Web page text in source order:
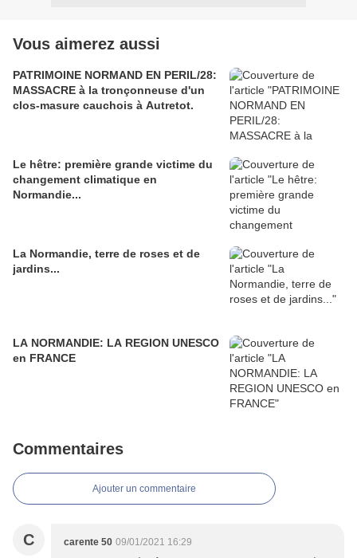
Vous aimerez aussi
PATRIMOINE NORMAND EN PERIL/28:
MASSACRE à la tronçonneuse d'un
clos-masure cauchois à Autretot.
Le hêtre: première grande victime du
changement climatique en
Normandie...
La Normandie, terre de roses et de
jardins...
LA NORMANDIE: LA REGION UNESCO
en FRANCE
Commentaires
Ajouter un commentaire
C carente 50 09/01/2021 16:29